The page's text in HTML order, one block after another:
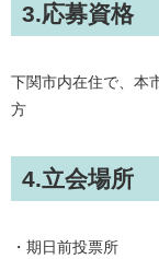
3.応募資格
下関市内在住で、本
方
4.立会場所
・期日前投票所